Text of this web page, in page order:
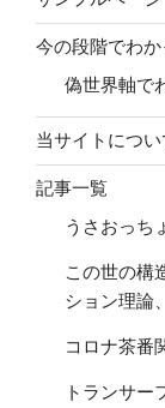
今の段階でわ
偽世界軸で
当サイトについ
記事一覧
うさおっち
この世の構
ション理論
コロナ茶番
トランサー